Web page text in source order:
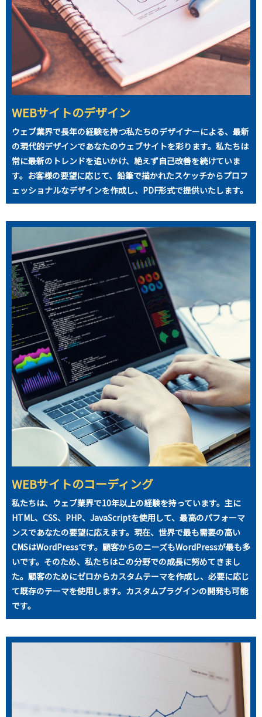
WEBサイトのデザイン
ウェブ業界で長年の経験を持つ私たちのデザイナーによる、最新
の現代的デザインであなたのウェブサイトを彩ります。私たちは
常に最新のトレンドを追いかけ、絶えず自己改善を続けていま
す。お客様の要望に応じて、鉛筆で描かれたスケッチからプロフ
ェッショナルなデザインを作成し、PDF形式で提供いたします。
WEBサイトのコーディング
私たちは、ウェブ業界で10年以上の経験を持っています。主に
HTML、CSS、PHP、JavaScriptを使用して、最高のパフォーマ
ンスであなたの要望に応えます。現在、世界で最も需要の高い
CMSはWordPressです。顧客からのニーズもWordPressが最も多
いです。そのため、私たちはこの分野での成長に努めてきまし
た。顧客のためにゼロからカスタムテーマを作成し、必要に応じ
て既存のテーマを使用します。カスタムプラグインの開発も可能
です。